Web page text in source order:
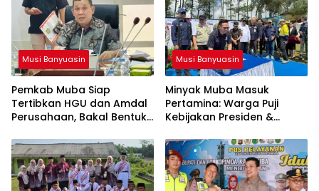
Musi Banyuasin
Pemkab Muba Siap
Tertibkan HGU dan Amdal
Perusahaan, Bakal Bentuk
Musi Banyuasin
Minyak Muba Masuk
Pertamina: Warga Puji
Kebijakan Presiden &